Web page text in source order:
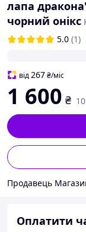
лапа
чорний онікс
5.0 (1)
від267₴/міс
1 600 ₴
Продавець
Оплатити